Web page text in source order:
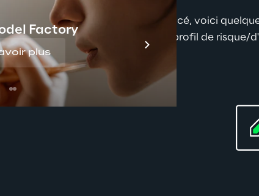
Factory
plus
qui n'ont pas encore commencé, voici
et tokenisation. Chacun a un profil de risque/